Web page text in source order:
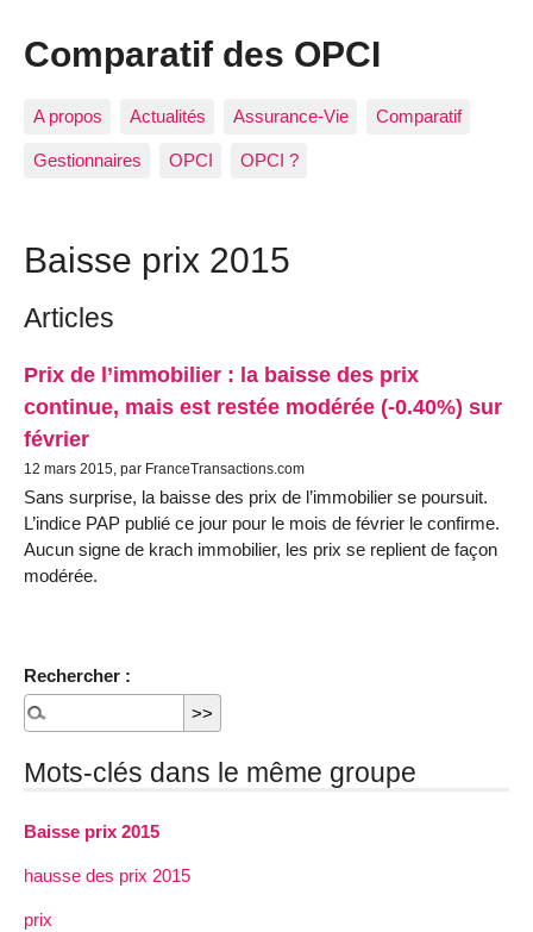
Comparatif des OPCI
A propos Actualités Assurance-Vie Comparatif
Gestionnaires OPCI OPCI ?
Baisse prix 2015
Articles
Prix de l’immobilier : la baisse des prix
continue, mais est restée modérée (-0.40%) sur
février
12 mars 2015, par FranceTransactions.com
Sans surprise, la baisse des prix de l’immobilier se poursuit.
L’indice PAP publié ce jour pour le mois de février le confirme.
Aucun signe de krach immobilier, les prix se replient de façon
modérée.
Rechercher :
Mots-clés dans le même groupe
Baisse prix 2015
hausse des prix 2015
prix